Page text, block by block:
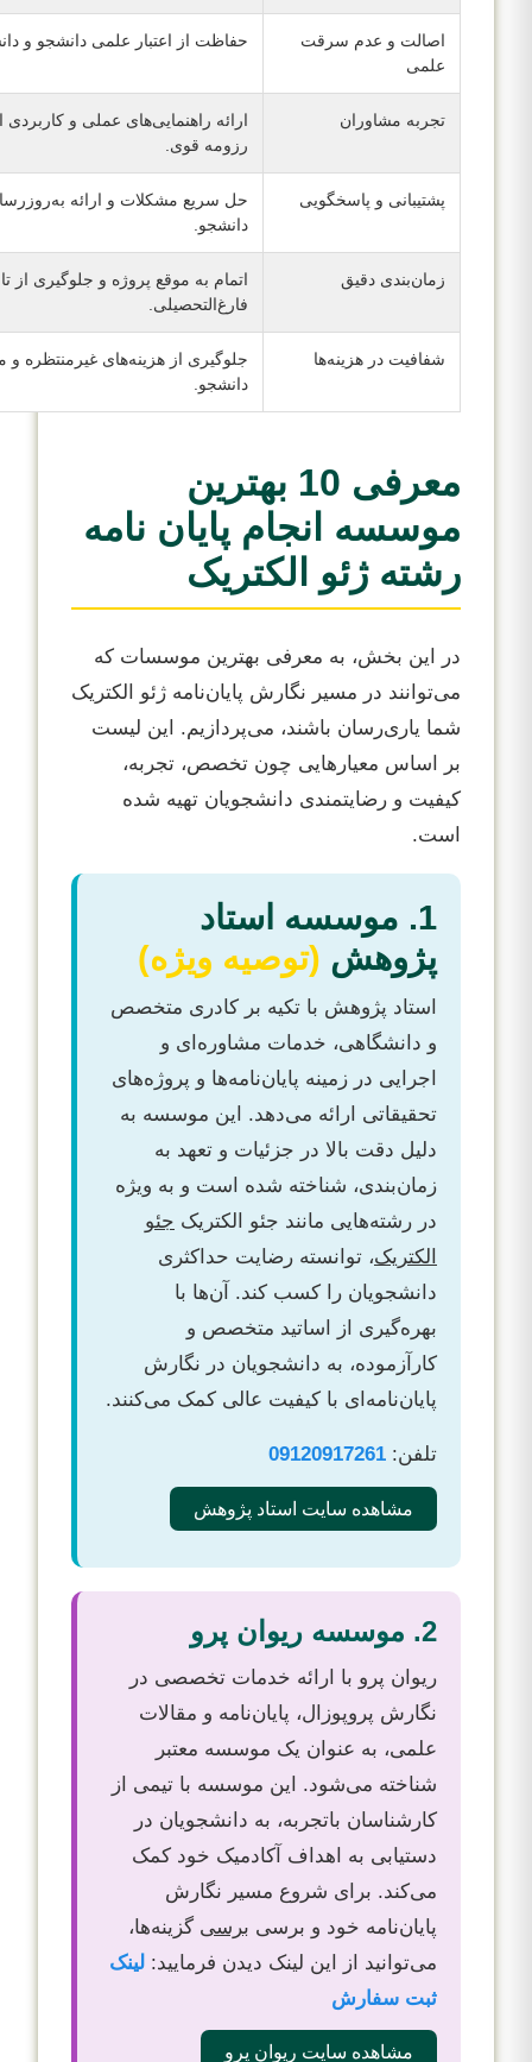
اصالت و عدم سرقت
علمی
حفاظت از اعتبار علمی دانشجو و
تجربه مشاوران
ارائه راهنمایی‌های عملی و کاربردی
رزومه قوی.
پشتیبانی و پاسخگویی
حل سریع مشکلات و ارائه
دانشجو.
زمان‌بندی دقیق
اتمام به موقع پروژه و جلوگیری از
فارغ‌التحصیلی.
شفافیت در هزینه‌ها
جلوگیری از هزینه‌های غیرمنتظره و
دانشجو.
معرفی 10 بهترین
موسسه انجام پایان نامه
رشته ژئو الکتریک
در این بخش، به معرفی بهترین موسسات که
می‌توانند در مسیر نگارش پایان‌نامه ژئو الکتریک
شما یاری‌رسان باشند، می‌پردازیم. این لیست
بر اساس معیارهایی چون تخصص، تجربه،
کیفیت و رضایتمندی دانشجویان تهیه شده
است.
1. موسسه استاد
پژوهش (توصیه ویژه)
استاد پژوهش با تکیه بر کادری متخصص
و دانشگاهی، خدمات مشاوره‌ای و
اجرایی در زمینه پایان‌نامه‌ها و پروژه‌های
تحقیقاتی ارائه می‌دهد. این موسسه به
دلیل دقت بالا در جزئیات و تعهد به
زمان‌بندی، شناخته شده است و به ویژه
در رشته‌هایی مانند جئو الکتریک جئو
الکتریک، توانسته رضایت حداکثری
دانشجویان را کسب کند. آن‌ها با
بهره‌گیری از اساتید متخصص و
کارآزموده، به دانشجویان در نگارش
پایان‌نامه‌ای با کیفیت عالی کمک می‌کنند.
تلفن: 09120917261
مشاهده سایت استاد پژوهش
2. موسسه ریوان پرو
ریوان پرو با ارائه خدمات تخصصی در
نگارش پروپوزال، پایان‌نامه و مقالات
علمی، به عنوان یک موسسه معتبر
شناخته می‌شود. این موسسه با تیمی از
کارشناسان باتجربه، به دانشجویان در
دستیابی به اهداف آکادمیک خود کمک
می‌کند. برای شروع مسیر نگارش
پایان‌نامه خود و برسی برسی گزینه‌ها،
می‌توانید از این لینک دیدن فرمایید: لینک
ثبت سفارش
مشاهده سایت ریوان پرو